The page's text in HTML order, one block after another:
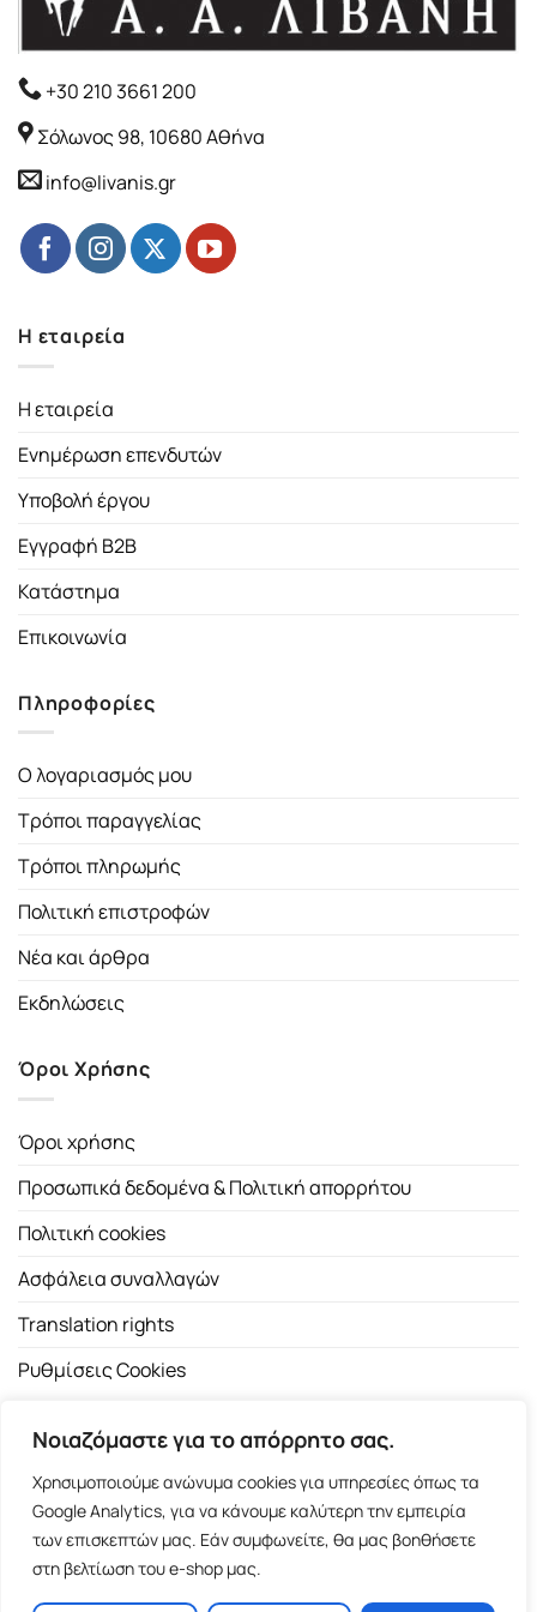
Νοιαζόμαστε για το απόρρητο σας.
Χρησιμοποιούμε ανώνυμα cookies για υπηρεσίες όπως τα
Google Analytics, για να κάνουμε καλύτερη την εμπειρία
των επισκεπτών μας. Εάν συμφωνείτε, θα μας βοηθήσετε
στη βελτίωση του e-shop μας.
+30 210 3661 200
Σόλωνος 98, 10680 Αθήνα
info@livanis.gr
Η εταιρεία
Η εταιρεία
Ενημέρωση επενδυτών
Υποβολή έργου
Εγγραφή B2B
Κατάστημα
Επικοινωνία
Πληροφορίες
Ο λογαριασμός μου
Τρόποι παραγγελίας
Τρόποι πληρωμής
Πολιτική επιστροφών
Νέα και άρθρα
Εκδηλώσεις
Όροι Χρήσης
Όροι χρήσης
Προσωπικά δεδομένα & Πολιτική απορρήτου
Πολιτική cookies
Ασφάλεια συναλλαγών
Translation rights
Ρυθμίσεις Cookies
Copyright 2026 ©Εκδοτικός Οίκος Α.Α. Λιβάνη| All rights
reserved.
Σόλωνος 98, 10680 Αθήνα | Τ:2103661200- F: 2103617791